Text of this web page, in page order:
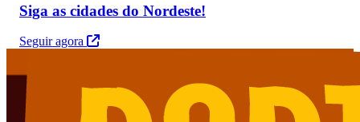
Siga as cidades do Nordeste!
Seguir agora